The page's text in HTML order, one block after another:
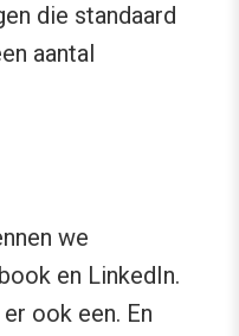
die standaard
aantal
we
en LinkedIn.
ook een. En